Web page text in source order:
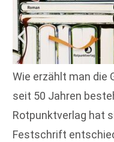
Wie erzählt man die
seit 50 Jahren
Rotpunktverlag hat
Festschrift